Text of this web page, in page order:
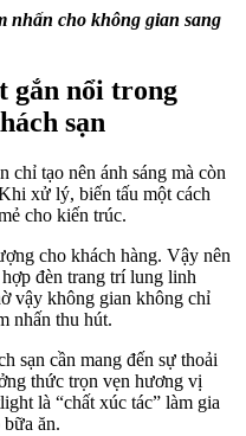
nhấn cho không gian sang
gắn nổi trong
sạn
chỉ tạo nên ánh sáng mà còn
xử lý, biến tấu một cách
cho kiến trúc.
cho khách hàng. Vậy nên
đèn trang trí lung linh
vậy không gian không chỉ
nhấn thu hút.
sạn cần mang đến sự thoải
thức trọn vẹn hương vị
là “chất xúc tác” làm gia
ăn.